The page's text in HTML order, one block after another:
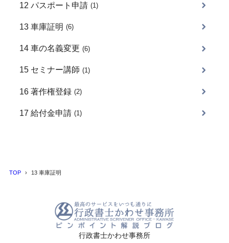
12 パスポート申請 (1)
13 車庫証明 (6)
14 車の名義変更 (6)
15 セミナー講師 (1)
16 著作権登録 (2)
17 給付金申請 (1)
TOP 13 車庫証明
行政書士かわせ事務所